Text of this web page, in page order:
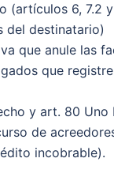
6, 7.2
del destinatario)
que anule las
que
y art. 80 Uno
de
incobrable).